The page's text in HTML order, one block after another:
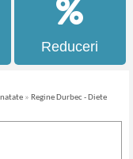
Reduceri
» Regine Durbec - Diete